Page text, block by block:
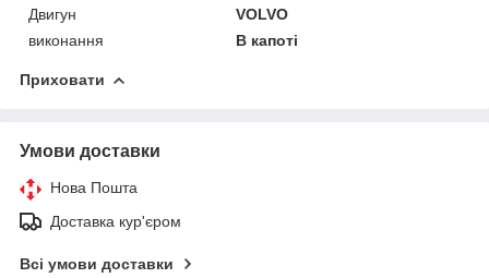
Двигун
VOLVO
виконання
В капоті
Приховати
Умови доставки
Нова Пошта
Доставка кур'єром
Всі умови доставки